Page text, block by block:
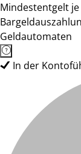
Mindestentgelt je
Geldautomaten
In der